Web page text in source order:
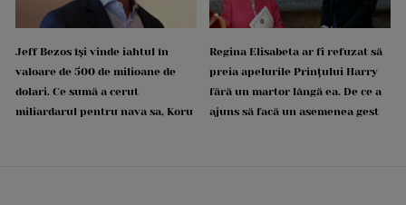
Jeff Bezos își vinde iahtul în
valoare de 500 de milioane de
dolari. Ce sumă a cerut
miliardarul pentru nava sa, Koru
Regina Elisabeta ar fi refuzat să
preia apelurile Prințului Harry
fără un martor lângă ea. De ce a
ajuns să facă un asemenea gest